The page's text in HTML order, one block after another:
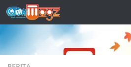
Skip to content